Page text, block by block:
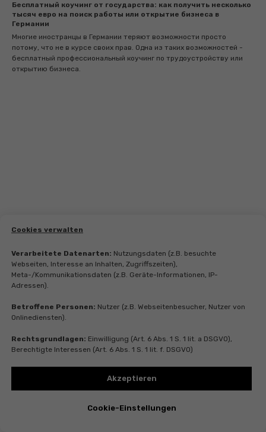
Бесплатный коучинг от государства: как получить несколько
тысяч евро на поиск работы или открытие бизнеса в
Германии
Многие иностранцы в Германии теряют возможности просто
потому, что не в курсе своих прав. Одна из таких возможностей -
бесплатный профессиональный коучинг по трудоустройству или
открытию бизнеса.
Как найти работу в Германии
возможных нюансах.
Cookies verwalten
Verarbeitete Datenarten: Nutzungsdaten (z.B. besuchte
Webseiten, Interesse an Inhalten, Zugriffszeiten),
Meta-/Kommunikationsdaten (z.B. Geräte-Informationen, IP-
Adressen).
Betroffene Personen: Nutzer (z.B. Webseitenbesucher, Nutzer von
Onlinediensten).
Rechtsgrundlagen: Einwilligung (Art. 6 Abs. 1 S. 1 lit. a DSGVO),
Berechtigte Interessen (Art. 6 Abs. 1 S. 1 lit. f. DSGVO)
Akzeptieren
Cookie-Einstellungen